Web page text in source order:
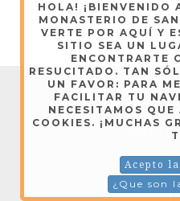
Dominicas de
AVISO
HOLA! ¡BIENVENIDO
MONASTERIO DE
VERTE POR AQUÍ Y
SITIO SEA UN
ENCONTRARTE
RESUCITADO. TAN
UN FAVOR: PARA
FACILITAR TU
NECESITAMOS QUE
COOKIES. ¡MUCHAS
Acepto
¿Que son